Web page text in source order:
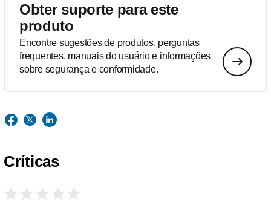
Obter suporte para este
produto
Encontre sugestões de produtos, perguntas
frequentes, manuais do usuário e informações
sobre segurança e conformidade.
Críticas